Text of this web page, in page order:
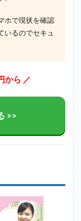
ホで現状を確認
いるのでセキュ
から ／
>>